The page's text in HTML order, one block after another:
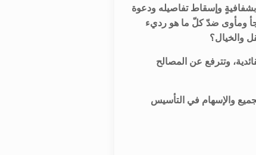
بشفافيةٍ وإسقاط تفاصيله ودعوة
ومأوى ضدّ كلّ ما هو رديء
والخيال؟
وتترفع عن المصالح
والإسهام في التأسيس